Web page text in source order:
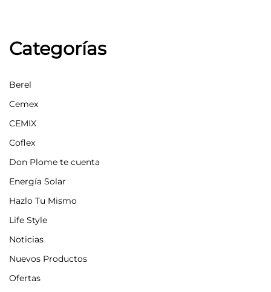
Categorías
Berel
Cemex
CEMIX
Coflex
Don Plome te cuenta
Energía Solar
Hazlo Tu Mismo
Life Style
Noticias
Nuevos Productos
Ofertas